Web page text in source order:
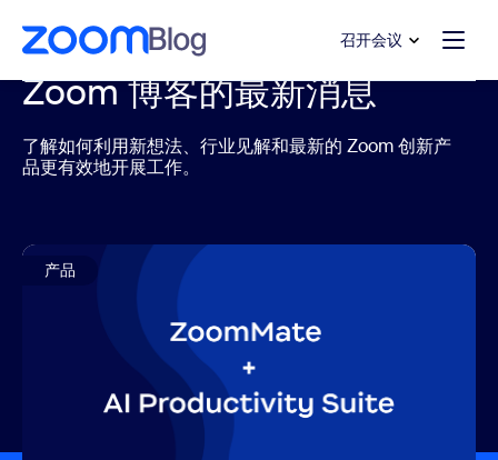
至主要内容
至帮助聊天 召开会议
Zoom 博客的最新消息
了解如何利用新想法、行业见解和最新的 Zoom 创新产
品更有效地开展工作。
产品